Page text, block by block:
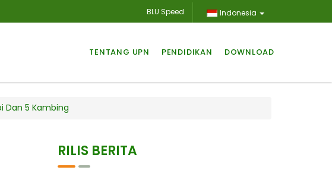
BLU Speed Indonesia
TENTANG UPN PENDIDIKAN DOWNLOAD
Dan 5 Kambing
RILIS BERITA